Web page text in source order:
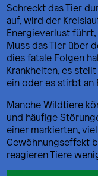
Schreckt das Tier
auf, wird der
Energieverlust
Muss das Tier über
dies fatale Folgen
Krankheiten, es
ein oder es stirbt an
Manche Wildtiere
und häufige
einer markierten,
Gewöhnungseffekt
reagieren Tiere